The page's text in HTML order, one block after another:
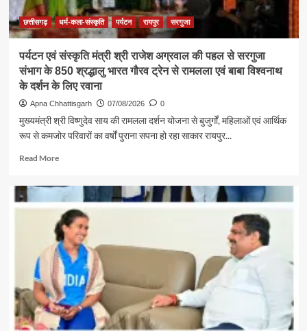
राजेश
अग्रवाल
छत्तीसगढ़ धर्म-कला-संस्कृति पर्यटन रायपुर सरगुजा
पर्यटन एवं संस्कृति मंत्री श्री राजेश अग्रवाल की पहल से सरगुजा
संभाग के 850 श्रद्धालु भारत गौरव ट्रेन से रामलला एवं बाबा विश्वनाथ
के दर्शन के लिए रवाना
Apna Chhattisgarh 07/08/2026 0
मुख्यमंत्री श्री विष्णुदेव साय की रामलला दर्शन योजना से बुजुर्गों, महिलाओं एवं आर्थिक
रूप से कमजोर परिवारों का वर्षों पुराना सपना हो रहा साकार रायपुर...
Read MoreRead
पर्यटन
एवं
संस्कृति
मंत्री
श्री
राजेश
अग्रवाल
की
पहल
से
सरगुजा